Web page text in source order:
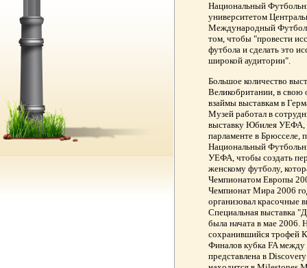
Национальный
университетом
Международный
том, чтобы "провести
футбола и сделать это
широкой аудитории".
Большое количество
Великобритании, в свою
взаймы выставкам в
Музей работал в
выставку Юбилея УЕФА,
парламенте в Брюсселе,
Национальный
УЕФА, чтобы создать
женскому футболу,
Чемпионатом Европы
Чемпионат Мира 2006
организовал красочные
Специальная выставка
была начата в мае 2006.
сохранившийся трофей
Финалов кубка FA
представлена в